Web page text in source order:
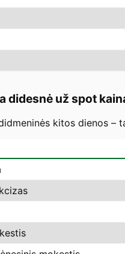
didesnė už spot
kitos dienos –